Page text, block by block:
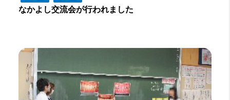
なかよし交流会が行われました